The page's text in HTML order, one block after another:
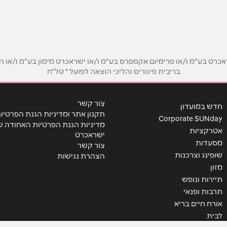
שליחה
בע"מ ו/או פרימיום אקספרס בע"מ ו/או ישראכרט מימון בע"מ ו/או
בריבית פיגורים והליכי הוצאה לפועל * טל"ח
חדש במועדון
Corporate SUNday
אטרקציות
מסעדות
שופינג וצרכנות
מזון
תיירות ונופש
תרבות ופנאי
אורח חיים בריא
לבית
צור קשר
תקנון אתר ומדיניות הגנת
מדיניות הגנת הפרטיות האחודה
ישראכרט
צור קשר
הצהרת נגישות